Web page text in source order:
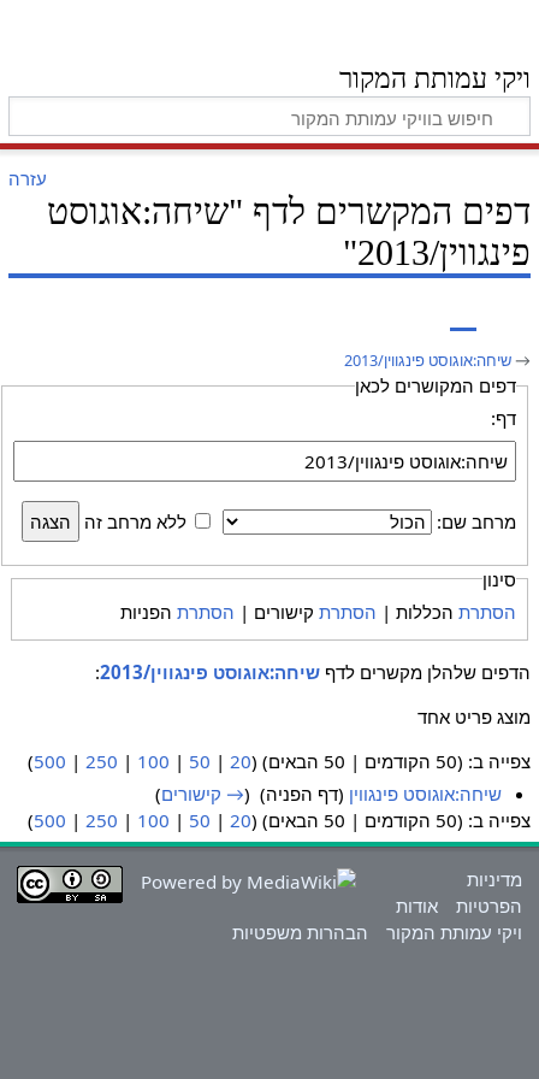
ויקי עמותת המקור
עזרה
דפים המקשרים לדף "שיחה:אוגוסט
פינגווין/2013"
→שיחה:אוגוסט פינגווין/2013
דפים המקושרים לכאן
דף:
מרחב שם: ללא מרחב זה
סינון
הסתרת הכללות | הסתרת קישורים | הסתרת הפניות
הדפים שלהלן מקשרים לדף שיחה:אוגוסט פינגווין/2013
:
מוצג פריט אחד
צפייה ב: (50 הקודמים | 50 הבאים) (
20
|
50
|
100
|
250
|
500
)
שיחה:אוגוסט פינגווין (דף הפניה) ‏ (→ קישורים)
צפייה ב: (50 הקודמים | 50 הבאים) (
20
|
50
|
100
|
250
|
500
)
מדיניות
הפרטיות
אודות
ויקי עמותת המקור
הבהרות משפטיות